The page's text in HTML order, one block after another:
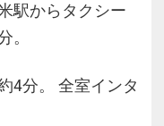
駅からタクシー
。
4分。 全室インタ